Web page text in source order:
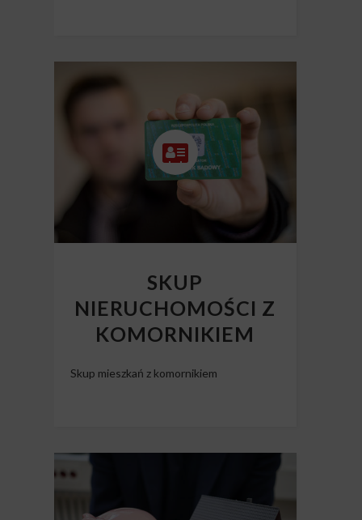
SKUP
NIERUCHOMOŚCI Z
KOMORNIKIEM
Skup mieszkań z komornikiem